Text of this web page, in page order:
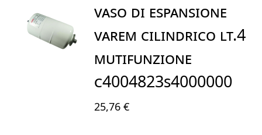
VASO DI ESPANSIONE
VAREM CILINDRICO LT.4
MUTIFUNZIONE
C4004823S4000000
25,76 €